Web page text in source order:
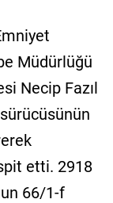
Müdürlüğü
Necip Fazıl
etti. 2918
66/1-f